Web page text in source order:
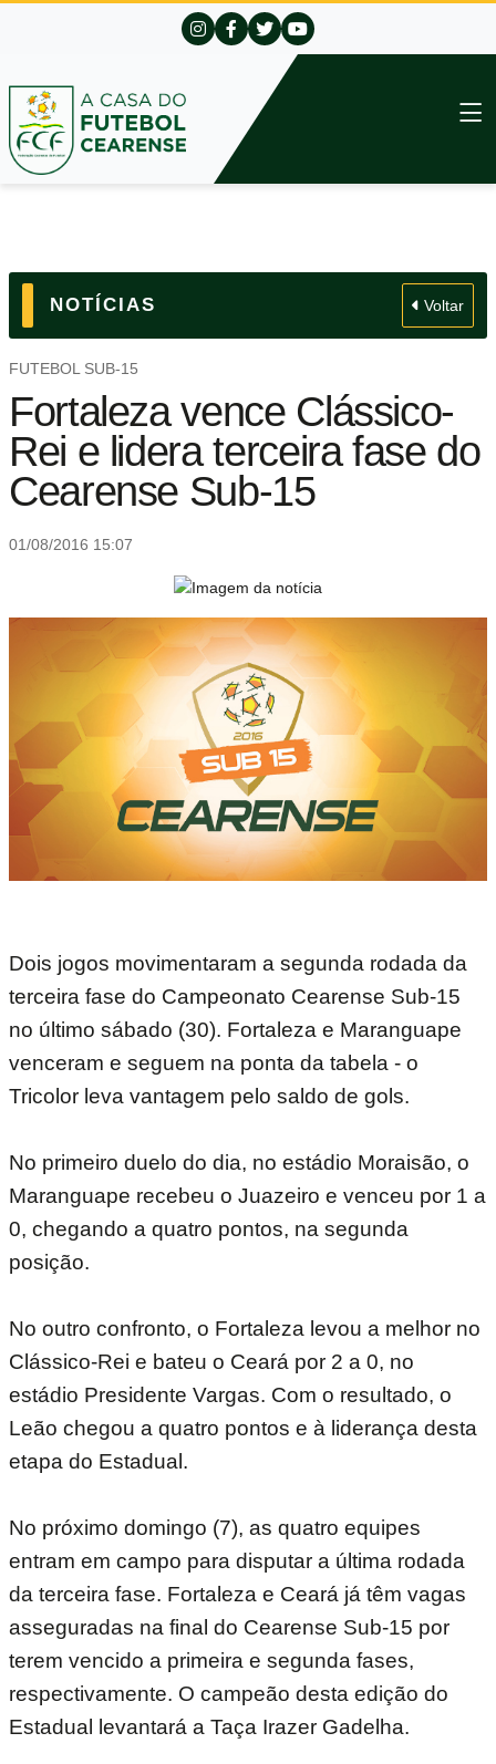
NOTÍCIAS Voltar
FUTEBOL SUB-15
Fortaleza vence Clássico-
Rei e lidera terceira fase do
Cearense Sub-15
01/08/2016 15:07
Dois jogos movimentaram a segunda rodada da
terceira fase do Campeonato Cearense Sub-15
no último sábado (30). Fortaleza e Maranguape
venceram e seguem na ponta da tabela - o
Tricolor leva vantagem pelo saldo de gols.
No primeiro duelo do dia, no estádio Moraisão, o
Maranguape recebeu o Juazeiro e venceu por 1 a
0, chegando a quatro pontos, na segunda
posição.
No outro confronto, o Fortaleza levou a melhor no
Clássico-Rei e bateu o Ceará por 2 a 0, no
estádio Presidente Vargas. Com o resultado, o
Leão chegou a quatro pontos e à liderança desta
etapa do Estadual.
No próximo domingo (7), as quatro equipes
entram em campo para disputar a última rodada
da terceira fase. Fortaleza e Ceará já têm vagas
asseguradas na final do Cearense Sub-15 por
terem vencido a primeira e segunda fases,
respectivamente. O campeão desta edição do
Estadual levantará a Taça Irazer Gadelha.